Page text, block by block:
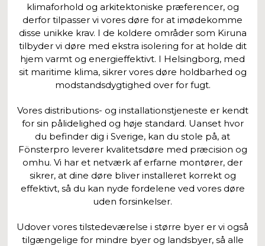
klimaforhold og arkitektoniske præferencer, og
derfor tilpasser vi vores døre for at imødekomme
disse unikke krav. I de koldere områder som Kiruna
tilbyder vi døre med ekstra isolering for at holde dit
hjem varmt og energieffektivt. I Helsingborg, med
sit maritime klima, sikrer vores døre holdbarhed og
modstandsdygtighed over for fugt.
Vores distributions- og installationstjeneste er kendt
for sin pålidelighed og høje standard. Uanset hvor
du befinder dig i Sverige, kan du stole på, at
Fönsterpro leverer kvalitetsdøre med præcision og
omhu. Vi har et netværk af erfarne montører, der
sikrer, at dine døre bliver installeret korrekt og
effektivt, så du kan nyde fordelene ved vores døre
uden forsinkelser.
Udover vores tilstedeværelse i større byer er vi også
tilgængelige for mindre byer og landsbyer, så alle